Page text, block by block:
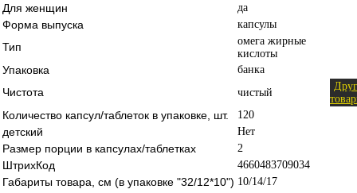
Для женщин да
Форма выпуска капсулы
Тип
омега жирные
кислоты
Упаковка банка
Чистота чистый
Количество капсул/таблеток в упаковке, шт. 120
детский Нет
Размер порции в капсулах/таблетках 2
ШтрихКод 4660483709034
Габариты товара, см (в упаковке "32/12*10") 10/14/17